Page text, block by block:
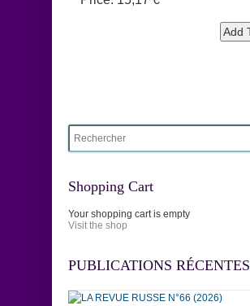
Shopping Cart
Your shopping cart is empty
Visit the shop
PUBLICATIONS RÉCENTES